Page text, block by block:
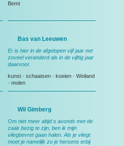
Bemt
Bas van Leeuwen
Er is hier in de afgelopen vijf jaar net
zoveel veranderd als in de vijftig jaar
daarvoor.
kunst - schaatsen - koeien - Weiland
- molen
Wil Gimberg
Om niet meer altijd s avonds met de
zaak bezig te zijn, ben ik mijn
vliegbevret gaan halen. Als je vliegt
moet je namelijk zo je hersens erbij